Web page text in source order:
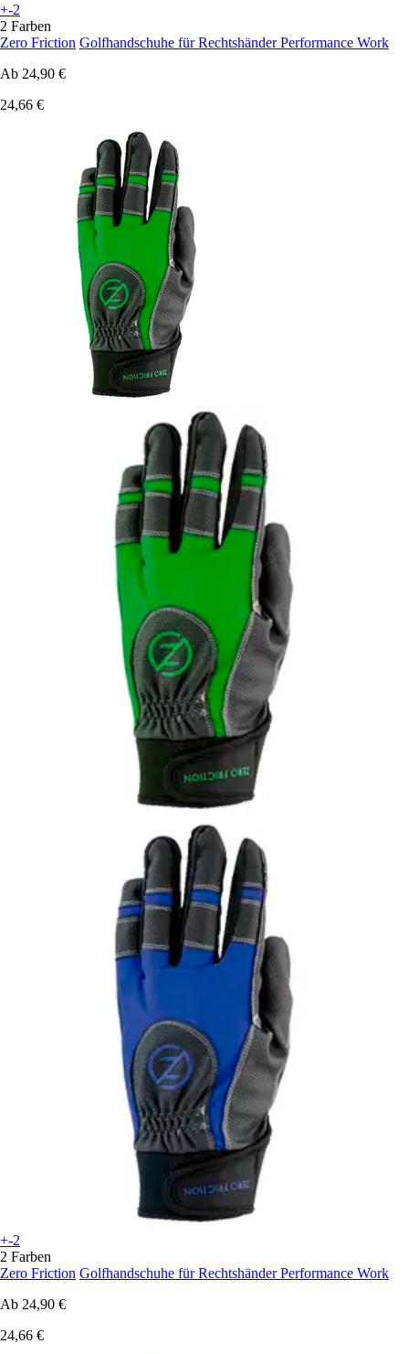
+-2
2 Farben
Zero Friction Golfhandschuhe für Rechtshänder Performance Work
Ab 24,90 €
24,66 €
+-2
2 Farben
Zero Friction Golfhandschuhe für Rechtshänder Performance Work
Ab 24,90 €
24,66 €